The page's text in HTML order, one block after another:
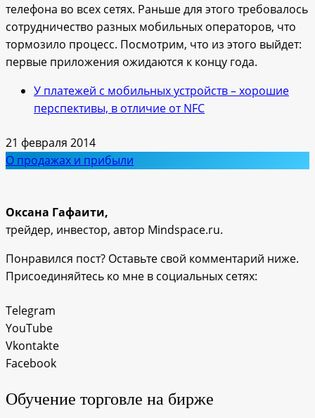
телефона во всех сетях. Раньше для этого требовалось
сотрудничество разных мобильных операторов, что
тормозило процесс. Посмотрим, что из этого выйдет:
первые приложения ожидаются к концу года.
У платежей с мобильных устройств – хорошие
перспективы, в отличие от NFC
21 февраля 2014
О продажах и прибыли
Оксана Гафаити,
трейдер, инвестор, автор Mindspace.ru.
Понравился пост? Оставьте свой комментарий ниже.
Присоединяйтесь ко мне в социальных сетях:
Telegram
YouTube
Vkontakte
Facebook
Обучение торговле на бирже